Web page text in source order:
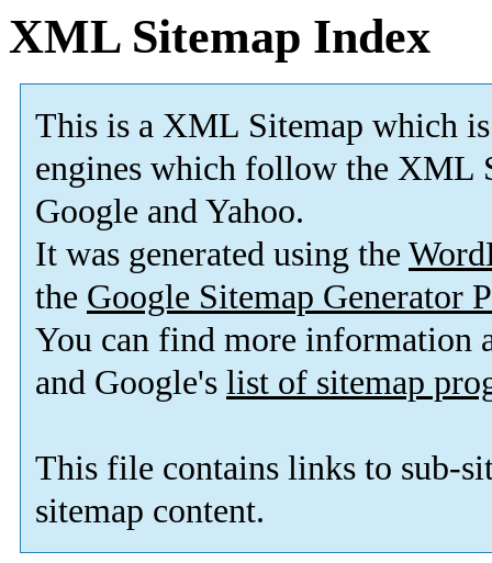
XML Sitemap Index
This is a XML Sitemap which is
engines which follow the XML
Google and Yahoo.
It was generated using the
the Google Sitemap Generator
You can find more information
and Google's list of sitemap
This file contains links to sub-
sitemap content.